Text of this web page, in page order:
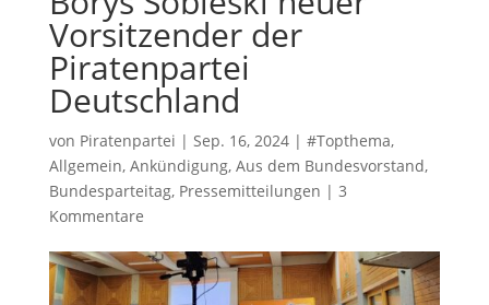
Vorsitzender der
Piratenpartei
Deutschland
von Piratenpartei | Sep. 16, 2024| #Topthema,
Allgemein, Ankündigung, Aus dem Bundesvorstand,
Bundesparteitag, Pressemitteilungen | 3
Kommentare